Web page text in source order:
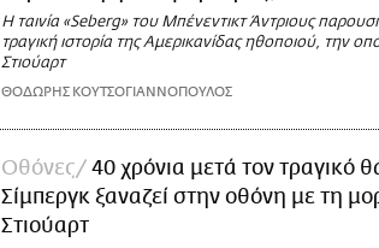
Η ταινία «Seberg» του Μπένεντικτ Άντριους
τραγική ιστορία της Αμερικανίδας ηθοποιού, την
Στιούαρτ
ΘΟΔΩΡΗΣ ΚΟΥΤΣΟΓΙΑΝΝΟΠΟΥΛΟΣ
Οθόνες
40 χρόνια μετά τον τραγικό
Σίμπεργκ ξαναζεί στην οθόνη με τη
Στιούαρτ